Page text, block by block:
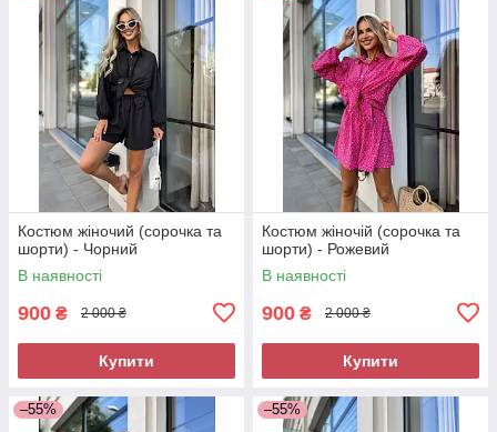
Костюм жіночий (сорочка та
шорти) - Чорний
В наявності
900 ₴ 2 000 ₴
Купити
Костюм жіночій (сорочка та
шорти) - Рожевий
В наявності
900 ₴ 2 000 ₴
Купити
–55% –55%